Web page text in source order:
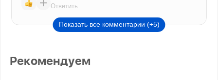
Ответить
Показать все комментарии (+5)
Рекомендуем